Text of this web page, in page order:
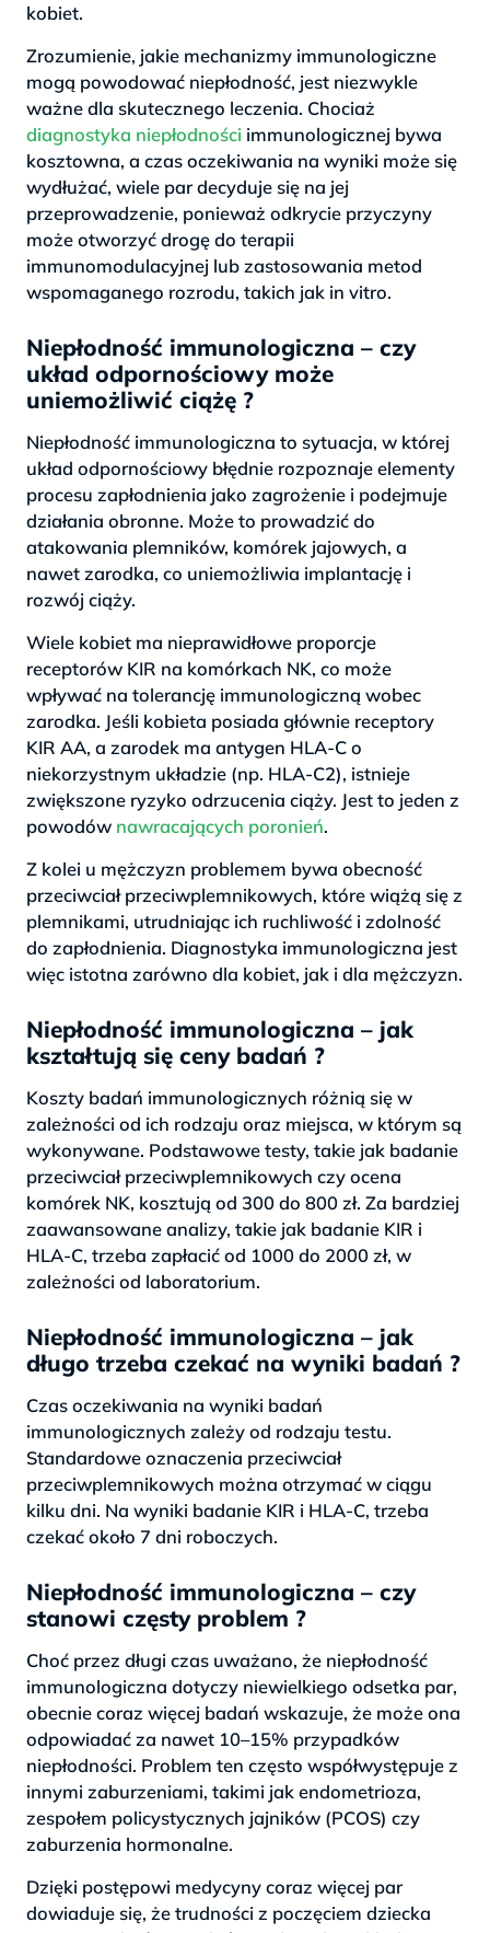
kobiet.
Zrozumienie, jakie mechanizmy immunologiczne
mogą powodować niepłodność, jest niezwykle
ważne dla skutecznego leczenia. Chociaż
diagnostyka niepłodności immunologicznej bywa
kosztowna, a czas oczekiwania na wyniki może się
wydłużać, wiele par decyduje się na jej
przeprowadzenie, ponieważ odkrycie przyczyny
może otworzyć drogę do terapii
immunomodulacyjnej lub zastosowania metod
wspomaganego rozrodu, takich jak in vitro.
Niepłodność immunologiczna – czy
układ odpornościowy może
uniemożliwić ciążę ?
Niepłodność immunologiczna to sytuacja, w której
układ odpornościowy błędnie rozpoznaje elementy
procesu zapłodnienia jako zagrożenie i podejmuje
działania obronne. Może to prowadzić do
atakowania plemników, komórek jajowych, a
nawet zarodka, co uniemożliwia implantację i
rozwój ciąży.
Wiele kobiet ma nieprawidłowe proporcje
receptorów KIR na komórkach NK, co może
wpływać na tolerancję immunologiczną wobec
zarodka. Jeśli kobieta posiada głównie receptory
KIR AA, a zarodek ma antygen HLA-C o
niekorzystnym układzie (np. HLA-C2), istnieje
zwiększone ryzyko odrzucenia ciąży. Jest to jeden z
powodów nawracających poronień.
Z kolei u mężczyzn problemem bywa obecność
przeciwciał przeciwplemnikowych, które wiążą się z
plemnikami, utrudniając ich ruchliwość i zdolność
do zapłodnienia. Diagnostyka immunologiczna jest
więc istotna zarówno dla kobiet, jak i dla mężczyzn.
Niepłodność immunologiczna – jak
kształtują się ceny badań ?
Koszty badań immunologicznych różnią się w
zależności od ich rodzaju oraz miejsca, w którym są
wykonywane. Podstawowe testy, takie jak badanie
przeciwciał przeciwplemnikowych czy ocena
komórek NK, kosztują od 300 do 800 zł. Za bardziej
zaawansowane analizy, takie jak badanie KIR i
HLA-C, trzeba zapłacić od 1000 do 2000 zł, w
zależności od laboratorium.
Niepłodność immunologiczna – jak
długo trzeba czekać na wyniki badań ?
Czas oczekiwania na wyniki badań
immunologicznych zależy od rodzaju testu.
Standardowe oznaczenia przeciwciał
przeciwplemnikowych można otrzymać w ciągu
kilku dni. Na wyniki badanie KIR i HLA-C, trzeba
czekać około 7 dni roboczych.
Niepłodność immunologiczna – czy
stanowi częsty problem ?
Choć przez długi czas uważano, że niepłodność
immunologiczna dotyczy niewielkiego odsetka par,
obecnie coraz więcej badań wskazuje, że może ona
odpowiadać za nawet 10–15% przypadków
niepłodności. Problem ten często współwystępuje z
innymi zaburzeniami, takimi jak endometrioza,
zespołem policystycznych jajników (PCOS) czy
zaburzenia hormonalne.
Dzięki postępowi medycyny coraz więcej par
dowiaduje się, że trudności z poczęciem dziecka